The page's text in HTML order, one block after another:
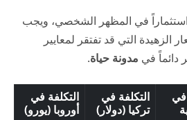
استثماراً في المظهر الشخصي، ويجب
الزهيدة التي قد تفتقر لمعايير
دائماً في مدونة حياة.
في
التكلفة في
تركيا (دولار)
التكلفة في
أوروبا (يورو)